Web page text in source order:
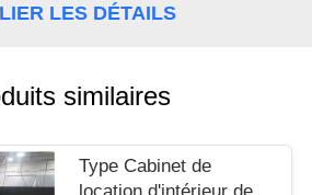
LES DÉTAILS
similaires
Type Cabinet de